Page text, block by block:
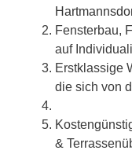
Fensterbau,
auf
Erstklassige
die sich von
&